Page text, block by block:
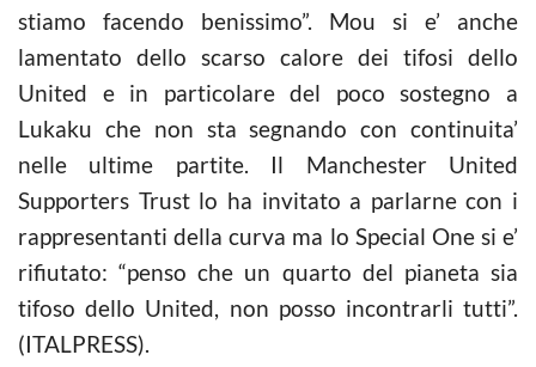
stiamo facendo benissimo”. Mou si e’ anche
lamentato dello scarso calore dei tifosi dello
United e in particolare del poco sostegno a
Lukaku che non sta segnando con continuita’
nelle ultime partite. Il Manchester United
Supporters Trust lo ha invitato a parlarne con i
rappresentanti della curva ma lo Special One si e’
rifiutato: “penso che un quarto del pianeta sia
tifoso dello United, non posso incontrarli tutti”.
(ITALPRESS).